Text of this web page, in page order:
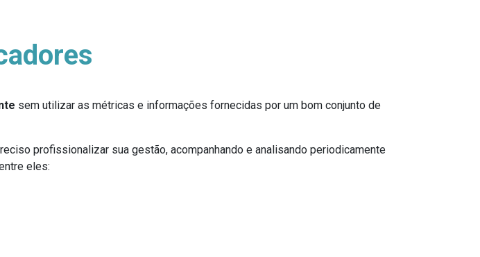
sem utilizar as métricas e informações fornecidas por um bom conjunto de
profissionalizar sua gestão, acompanhando e analisando periodicamente
eles: